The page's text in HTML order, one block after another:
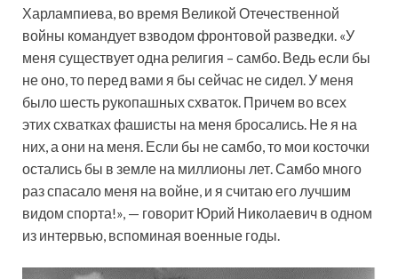
Харлампиева, во время Великой Отечественной
войны командует взводом фронтовой разведки. «У
меня существует одна религия – самбо. Ведь если бы
не оно, то перед вами я бы сейчас не сидел. У меня
было шесть рукопашных схваток. Причем во всех
этих схватках фашисты на меня бросались. Не я на
них, а они на меня. Если бы не самбо, то мои косточки
остались бы в земле на миллионы лет. Самбо много
раз спасало меня на войне, и я считаю его лучшим
видом спорта!», — говорит Юрий Николаевич в одном
из интервью, вспоминая военные годы.